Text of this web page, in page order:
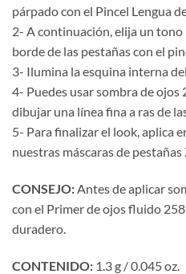
párpado con el Pincel Lengua
2- A continuación, elija un
borde de las pestañas con el
3- Ilumina la esquina interna
4- Puedes usar sombra de ojos
dibujar una línea fina a ras de
5- Para finalizar el look, aplica
nuestras máscaras de pestañas
CONSEJO:Antes de aplicar
con el Primer de ojos fluido
duradero.
CONTENIDO: 1.3 g / 0.045 oz.